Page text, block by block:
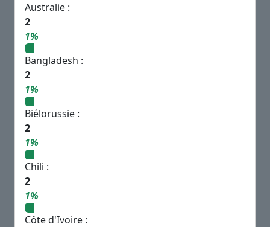
Australie :
2
1%
Bangladesh :
2
1%
Biélorussie :
2
1%
Chili :
2
1%
Côte d'Ivoire :